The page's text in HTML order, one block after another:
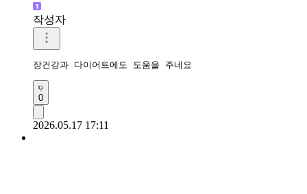
작성자
장건강과 다이어트에도 도움을 주네요
0
2026.05.17 17:11